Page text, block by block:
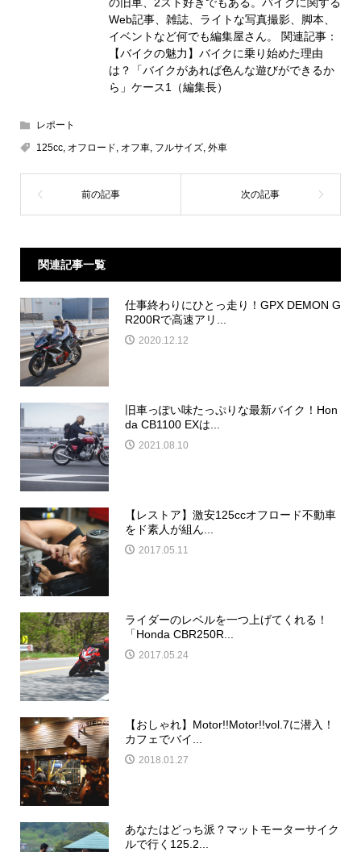
Web記事、雑誌、ライトな写真撮影、脚本、
イベントなど何でも編集屋さん。 関連記事：
【バイクの魅力】バイクに乗り始めた理由
は？「バイクがあれば色んな遊びができるか
ら」ケース1（編集長）
レポート
125cc, オフロード オフ車, フルサイズ, 外車
関連記事一覧
仕事終わりにひとっ走り！GPX DEMON G
R200Rで高速アリ...
2020.12.12
旧車っぽい味たっぷりな最新バイク！Hon
da CB1100 EXは...
2021.08.10
【レストア】激安125ccオフロード不動車
をド素人が組ん...
2017.05.11
ライダーのレベルを一つ上げてくれる！
「Honda CBR250R...
2017.05.24
【おしゃれ】Motor!!Motor!!vol.7に潜入！
カフェでバイ...
2018.01.27
あなたはどっち派？マットモーターサイク
ルで行く125.2...